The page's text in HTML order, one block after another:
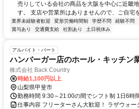
売りしている会社の商品を大阪を中心に近畿
す。 支店や営業所はありませんので、ご自宅
業界未経験者歓迎 変形労働時間制 学歴不問 経験不問
賞与あり
交通費支給 社割あり 土日祝休み
アルバイト・パート
ハンバーガー店のホール・キッチン
株式会社 Back Country
時給1,100円以上
山梨県甲斐市
勤務時間 9:30～21:00の間でシフト制 1日6時
仕事内容 フリーターさん大歓迎！ ラザウォ